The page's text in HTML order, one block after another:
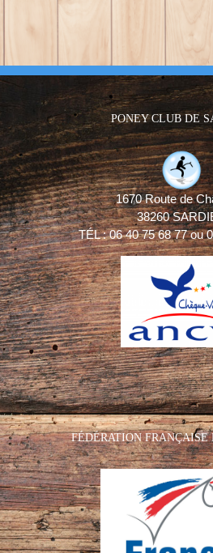
PONEY CLUB DE
1670 Route de
38260
TÉL : 06 40 75 68 77 ou
FÉDÉRATION FRANÇAISE